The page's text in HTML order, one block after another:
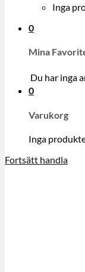
Inga
0
Mina
Du har inga
0
Varukorg
Inga
Fortsätt handla